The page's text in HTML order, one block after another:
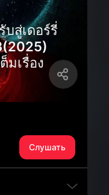
สู่เดอร์รี่
มเรื่อง
Слушать